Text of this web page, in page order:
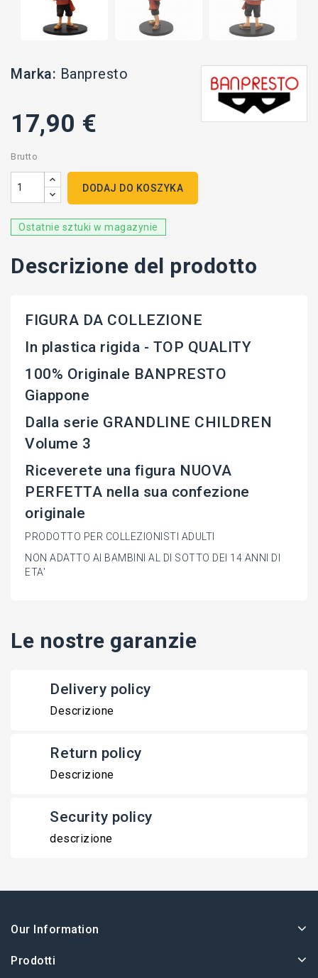
Marka: Banpresto
17,90 €
Brutto
DODAJ DO KOSZYKA
Ostatnie sztuki w magazynie
Descrizione del prodotto
FIGURA DA COLLEZIONE
In plastica rigida - TOP QUALITY
100% Originale BANPRESTO
Giappone
Dalla serie GRANDLINE CHILDREN
Volume 3
Riceverete una figura NUOVA
PERFETTA nella sua confezione
originale
PRODOTTO PER COLLEZIONISTI ADULTI
NON ADATTO AI BAMBINI AL DI SOTTO DEI 14 ANNI DI
ETA'
Le nostre garanzie
Delivery policy
Descrizione
Return policy
Descrizione
Security policy
descrizione
Our Information
Prodotti